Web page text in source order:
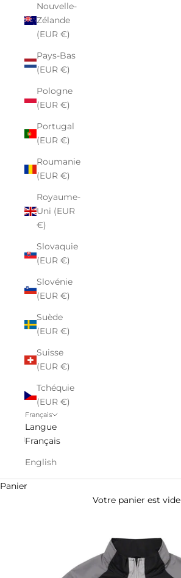
Nouvelle-
Zélande
(EUR €)
Pays-Bas
(EUR €)
Pologne
(EUR €)
Portugal
(EUR €)
Roumanie
(EUR €)
Royaume-
Uni (EUR
€)
Slovaquie
(EUR €)
Slovénie
(EUR €)
Suède
(EUR €)
Suisse
(EUR €)
Tchéquie
(EUR €)
Français
Langue
Français
English
Panier
Votre panier est vide